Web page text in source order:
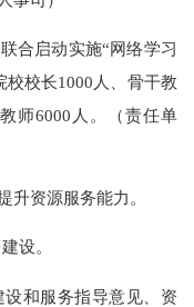
启动实施“网络学习
校长1000人、骨干教
师6000人。（责任单
资源服务能力。
设。
和服务指导意见、资